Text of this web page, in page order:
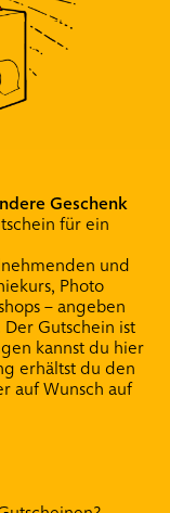
Geschenk
für ein
und
Photo
– angeben
Gutschein ist
kannst du hier
erhältst du den
auf Wunsch auf